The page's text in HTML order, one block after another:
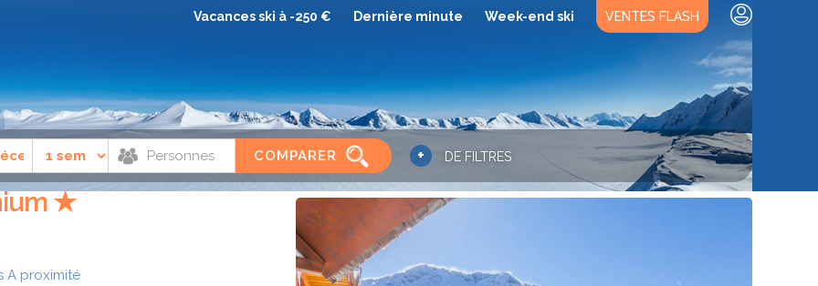
Vacances ski à -250 € Dernière minute Week-end ski VENTES FLASH
COMPARER + DE FILTRES
Val thorens Résidence Les Balcons Platinium
★
A proximité